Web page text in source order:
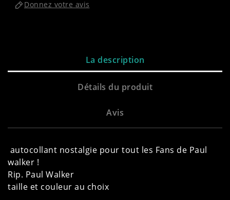
Donnez votre avis
La description
Détails du produit
Avis
autocollant nostalgie pour tout les Fans de Paul
walker !
Rip. Paul Walker
taille et couleur au choix